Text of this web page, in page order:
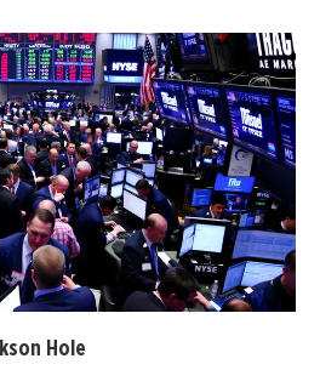
Hole